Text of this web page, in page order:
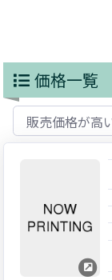
価格一覧